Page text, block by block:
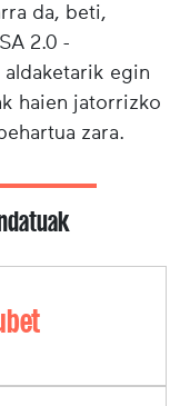
da, beti,
2.0 -
egin
haien jatorrizko
zara.